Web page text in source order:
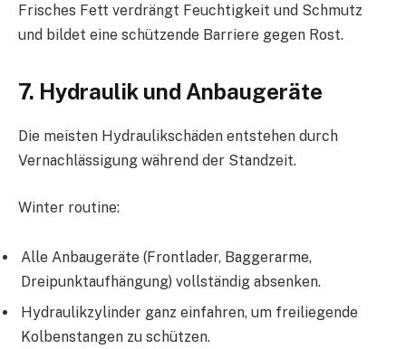
Frisches Fett verdrängt Feuchtigkeit und Schmutz
und bildet eine schützende Barriere gegen Rost.
7. Hydraulik und Anbaugeräte
Die meisten Hydraulikschäden entstehen durch
Vernachlässigung während der Standzeit.
Winter routine:
Alle Anbaugeräte (Frontlader, Baggerarme,
Dreipunktaufhängung) vollständig absenken.
Hydraulikzylinder ganz einfahren, um freiliegende
Kolbenstangen zu schützen.